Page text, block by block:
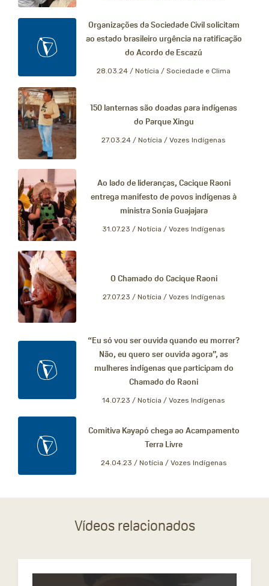
Organizações da Sociedade Civil solicitam
ao estado brasileiro urgência na ratificação
do Acordo de Escazú
28.03.24 / Notícia / Sociedade e Clima
150 lanternas são doadas para indígenas
do Parque Xingu
27.03.24 / Notícia / Vozes Indígenas
Ao lado de lideranças, Cacique Raoni
entrega manifesto de povos indígenas à
ministra Sonia Guajajara
31.07.23 / Notícia / Vozes Indígenas
O Chamado do Cacique Raoni
27.07.23 / Notícia / Vozes Indígenas
“Eu só vou ser ouvida quando eu morrer?
Não, eu quero ser ouvida agora”, as
mulheres indígenas que participam do
Chamado do Raoni
14.07.23 / Notícia / Vozes Indígenas
Comitiva Kayapó chega ao Acampamento
Terra Livre
24.04.23 / Notícia / Vozes Indígenas
Vídeos relacionados